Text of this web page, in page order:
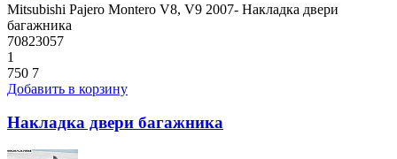
Mitsubishi Pajero Montero V8, V9 2007- Накладка двери
багажника
70823057
1
750 7
Добавить в корзину
Накладка двери багажника